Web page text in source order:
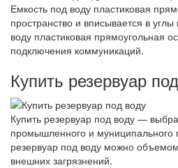
Емкость под воду пластиковая
пространство и вписывается в
воду пластиковая прямоугольная
подключения коммуникаций.
Купить резервуар
Купить резервуар под воду —
промышленного и муниципального
резервуар под воду можно
внешних загрязнений.